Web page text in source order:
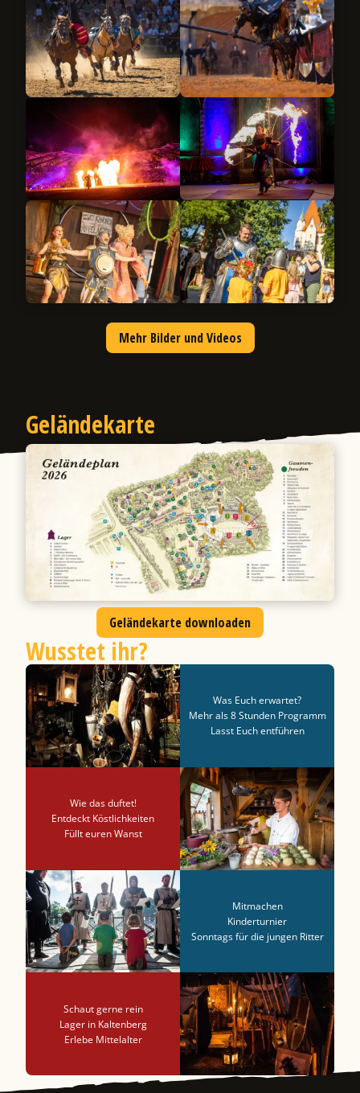
Mehr Bilder und Videos
Geländekarte
Geländekarte downloaden
Wusstet ihr?
Was Euch erwartet?
Mehr als 8 Stunden Programm
Lasst Euch entführen
Wie das duftet!
Entdeckt Köstlichkeiten
Füllt euren Wanst
Mitmachen
Kinderturnier
Sonntags für die jungen Ritter
Schaut gerne rein
Lager in Kaltenberg
Erlebe Mittelalter